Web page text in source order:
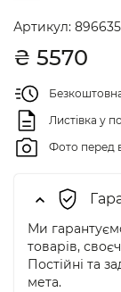
Артикул: 896635
₴ 5570
Листівка у
Фото перед
Ми
товарів,
Постійні та
мета.